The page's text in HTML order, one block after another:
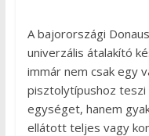
A bajorországi
univerzális átalakító
immár nem csak egy
pisztolytípushoz
egységet, hanem
ellátott teljes vagy